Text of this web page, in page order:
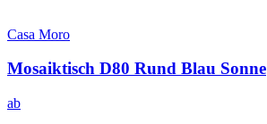
Casa Moro
Mosaiktisch D80 Rund Blau Sonne
ab